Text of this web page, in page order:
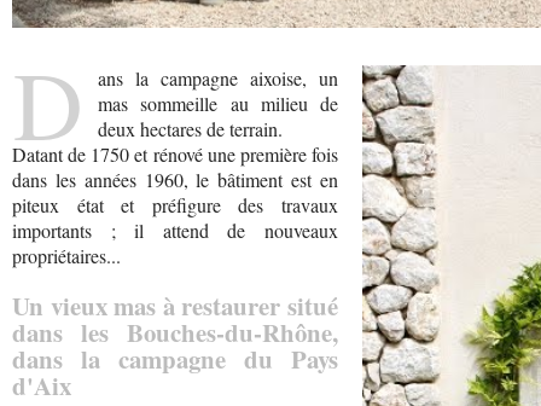
D
ans la campagne aixoise, un
mas sommeille au milieu de
deux hectares de terrain.
Datant de 1750 et rénové une première fois
dans les années 1960, le bâtiment est en
piteux état et préfigure des travaux
importants ; il attend de nouveaux
propriétaires...
Un vieux mas à restaurer situé
dans les Bouches-du-Rhône,
dans la campagne du Pays
d'Aix